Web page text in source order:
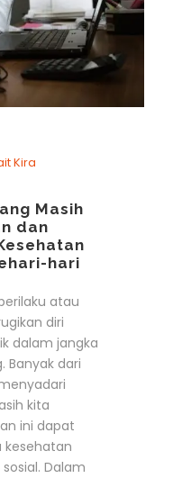
Kira
Masih
dan
hari
atau
diri
dalam jangka
Banyak dari
kita
ini dapat
Dalam